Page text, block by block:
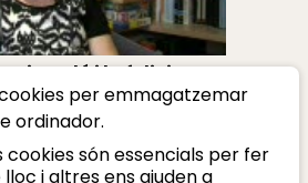
Guinardó i la felicitat
per emmagatzemar
ordinador.
cookies són essencials per fer
i altres ens ajuden a